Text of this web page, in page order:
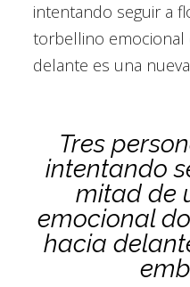
intentando seguir a
torbellino emocional
delante es una
Tres
intentando
mitad de
emocional
hacia